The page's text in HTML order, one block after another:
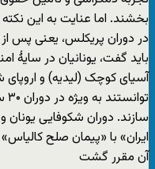
بخشند. اما عنایت به این
در دوران پریکلس، یعنی پس
باید گفت، یونانیان در سایۀ
آسیای کوچک (لیدیه) و اروپای
سازند. دوران شکوفایی یونان
آن مقرر گشت